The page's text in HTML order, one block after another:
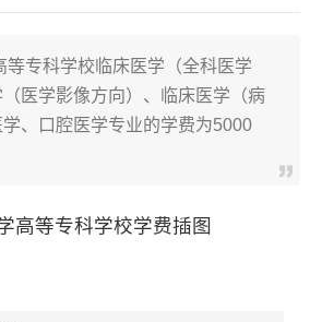
等专科学校临床医学（全科医学
医学影像方向）、临床医学（病
、口腔医学专业的学费为5000